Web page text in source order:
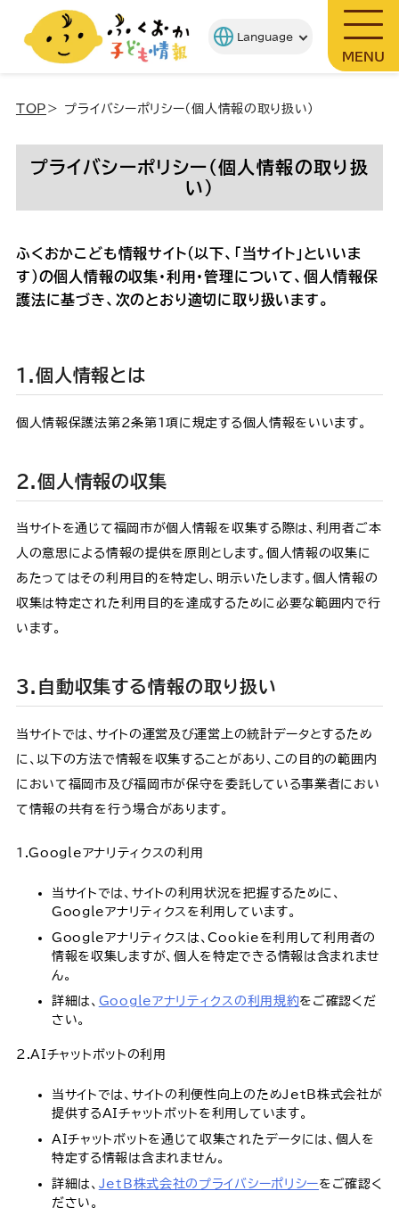
MENU
TOP ＞ プライバシーポリシー（個人情報の取り扱い）
プライバシーポリシー（個人情報の取り扱
い）
ふくおかこども情報サイト（以下、「当サイト」といいま
す）の個人情報の収集・利用・管理について、個人情報保
護法に基づき、次のとおり適切に取り扱います。
1.個人情報とは
個人情報保護法第2条第1項に規定する個人情報をいいます。
2.個人情報の収集
当サイトを通じて福岡市が個人情報を収集する際は、利用者ご本
人の意思による情報の提供を原則とします。個人情報の収集に
あたってはその利用目的を特定し、明示いたします。個人情報の
収集は特定された利用目的を達成するために必要な範囲内で行
います。
3.自動収集する情報の取り扱い
当サイトでは、サイトの運営及び運営上の統計データとするため
に、以下の方法で情報を収集することがあり、この目的の範囲内
において福岡市及び福岡市が保守を委託している事業者におい
て情報の共有を行う場合があります。
1.Googleアナリティクスの利用
当サイトでは、サイトの利用状況を把握するために、
Googleアナリティクスを利用しています。
Googleアナリティクスは、Cookieを利用して利用者の
情報を収集しますが、個人を特定できる情報は含まれませ
ん。
詳細は、 Googleアナリティクスの利用規約をご確認くだ
さい。
2.AIチャットボットの利用
当サイトでは、サイトの利便性向上のためJetB株式会社が
提供するAIチャットボットを利用しています。
AIチャットボットを通じて収集されたデータには、個人を
特定する情報は含まれません。
詳細は、 JetB株式会社のプライバシーポリシーをご確認く
ださい。